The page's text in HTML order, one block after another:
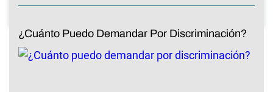
¿Cuánto Puedo Demandar Por Discriminación?